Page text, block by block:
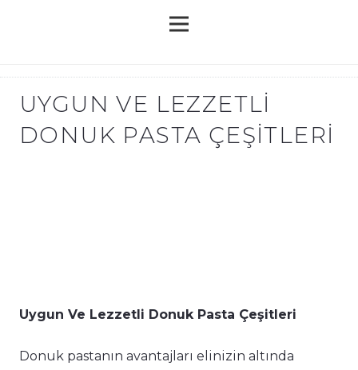
UYGUN VE LEZZETLI
DONUK PASTA ÇEŞITLERI
Uygun Ve Lezzetli Donuk Pasta Çeşitleri
Donuk pastanın avantajları elinizin altında